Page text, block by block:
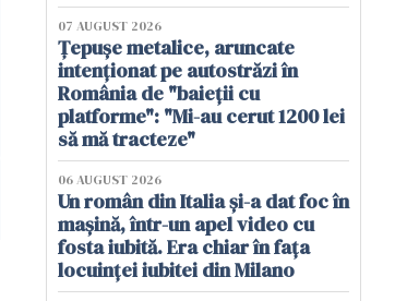
07 AUGUST 2026
Țepușe metalice, aruncate
intenționat pe autostrăzi în
România de "baieții cu
platforme": "Mi-au cerut 1200 lei
să mă tracteze"
06 AUGUST 2026
Un român din Italia și-a dat foc în
mașină, într-un apel video cu
fosta iubită. Era chiar în fața
locuinței iubitei din Milano